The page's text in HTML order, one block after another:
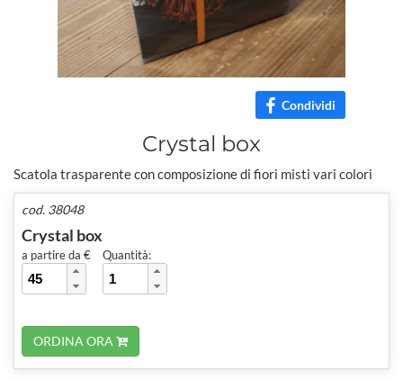
Condividi
Crystal box
Scatola trasparente con composizione di fiori misti vari colori
cod. 38048
Crystal box
a partire da € Quantità:
ORDINA ORA